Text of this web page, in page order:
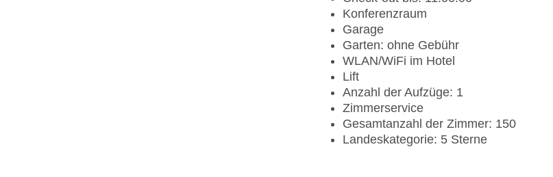
Konferenzraum
Garage
Garten: ohne Gebühr
WLAN/WiFi im Hotel
Lift
Anzahl der Aufzüge: 1
Zimmerservice
Gesamtanzahl der Zimmer: 150
Landeskategorie: 5 Sterne